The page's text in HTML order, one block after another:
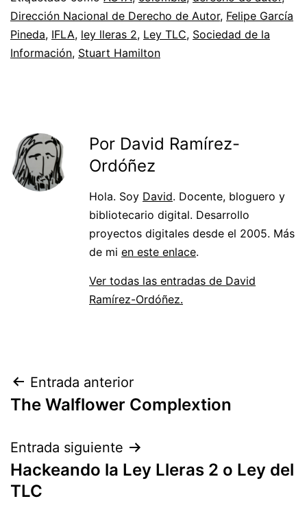
Dirección Nacional de Derecho de Autor, Felipe García
Pineda, IFLA, ley lleras 2, Ley TLC, Sociedad de la
Información, Stuart Hamilton
Por David Ramírez-
Ordóñez
Hola. Soy David. Docente, bloguero y
bibliotecario digital. Desarrollo
proyectos digitales desde el 2005. Más
de mi en este enlace.
Ver todas las entradas de David
Ramírez-Ordóñez.
Navegación
de
entradas
Entrada anterior
The Walflower Complextion
Entrada siguiente
Hackeando la Ley Lleras 2 o Ley del
TLC